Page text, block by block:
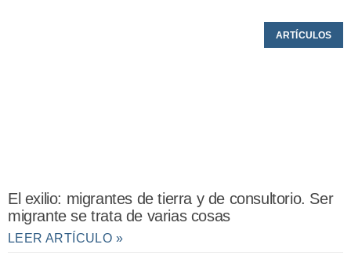
ARTÍCULOS
El exilio: migrantes de tierra y de consultorio. Ser
migrante se trata de varias cosas
LEER ARTÍCULO »